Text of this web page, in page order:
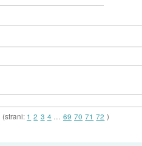
(strani: 1 2 3 4 … 69 70 71 72 )